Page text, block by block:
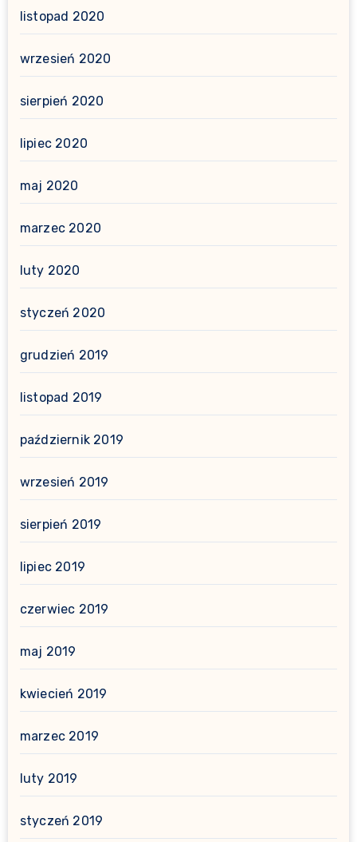
listopad 2020
wrzesień 2020
sierpień 2020
lipiec 2020
maj 2020
marzec 2020
luty 2020
styczeń 2020
grudzień 2019
listopad 2019
październik 2019
wrzesień 2019
sierpień 2019
lipiec 2019
czerwiec 2019
maj 2019
kwiecień 2019
marzec 2019
luty 2019
styczeń 2019